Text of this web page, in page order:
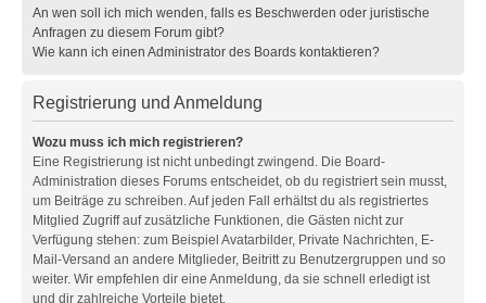
An wen soll ich mich wenden, falls es Beschwerden oder juristische
Anfragen zu diesem Forum gibt?
Wie kann ich einen Administrator des Boards kontaktieren?
Registrierung und Anmeldung
Wozu muss ich mich registrieren?
Eine Registrierung ist nicht unbedingt zwingend. Die Board-
Administration dieses Forums entscheidet, ob du registriert sein musst,
um Beiträge zu schreiben. Auf jeden Fall erhältst du als registriertes
Mitglied Zugriff auf zusätzliche Funktionen, die Gästen nicht zur
Verfügung stehen: zum Beispiel Avatarbilder, Private Nachrichten, E-
Mail-Versand an andere Mitglieder, Beitritt zu Benutzergruppen und so
weiter. Wir empfehlen dir eine Anmeldung, da sie schnell erledigt ist
und dir zahlreiche Vorteile bietet.